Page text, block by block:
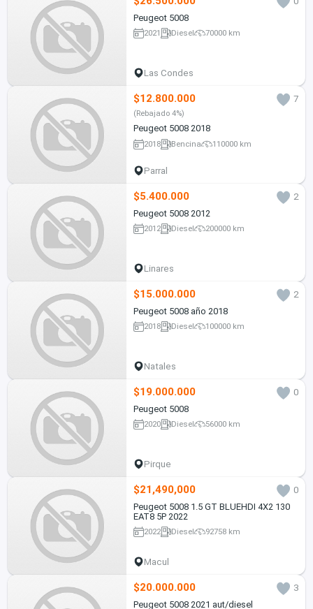
Peugeot 5008
2021 Diesel 70000 km
Las Condes
$12.800.000 7
(Rebajado 4%)
Peugeot 5008 2018
2018 Bencina 110000 km
Parral
$5.400.000
2
Peugeot 5008 2012
2012 Diesel 200000 km
Linares
$15.000.000
2
Peugeot 5008 año 2018
2018 Diesel 100000 km
Natales
$19.000.000
0
Peugeot 5008
2020 Diesel 56000 km
Pirque
$21,490,000
0
Peugeot 5008 1.5 GT BLUEHDI 4X2 130
EAT8 5P 2022
2022 Diesel 92758 km
Macul
$20.000.000
3
Peugeot 5008 2021 aut/diesel